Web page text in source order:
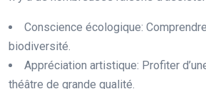
Conscience écologique:
biodiversité.
Appréciation artistique: Profiter
théâtre de grande qualité.